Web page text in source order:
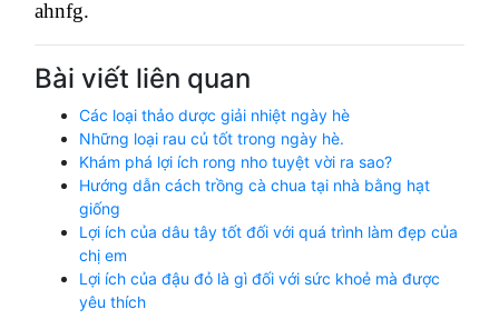
ahnfg.
Bài viết liên quan
Các loại thảo dược giải nhiệt ngày hè
Những loại rau củ tốt trong ngày hè.
Khám phá lợi ích rong nho tuyệt vời ra sao?
Hướng dẫn cách trồng cà chua tại nhà bằng hạt
giống
Lợi ích của dâu tây tốt đối với quá trình làm đẹp của
chị em
Lợi ích của đậu đỏ là gì đối với sức khoẻ mà được
yêu thích